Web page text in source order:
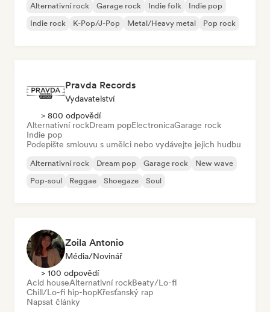
Alternativní rock Garage rock Indie folk
Indie pop
Indie rock
K-Pop/J-Pop Metal/Heavy metal Pop rock
Pravda Records
Vydavatelství
> 800 odpovědí
Alternativní rockDream popElectronicaGarage rock
Indie pop
Podepište smlouvu s umělci nebo vydávejte jejich hudbu
Alternativní rock Dream pop Garage rock
New wave
Pop-soul
Reggae Shoegaze Soul
Zoila Antonio
Média/novinář
> 100 odpovědí
Acid houseAlternativní rockBeaty/Lo-fi
Chill/Lo-fi hip-hopKřesťanský rap
Napsat články